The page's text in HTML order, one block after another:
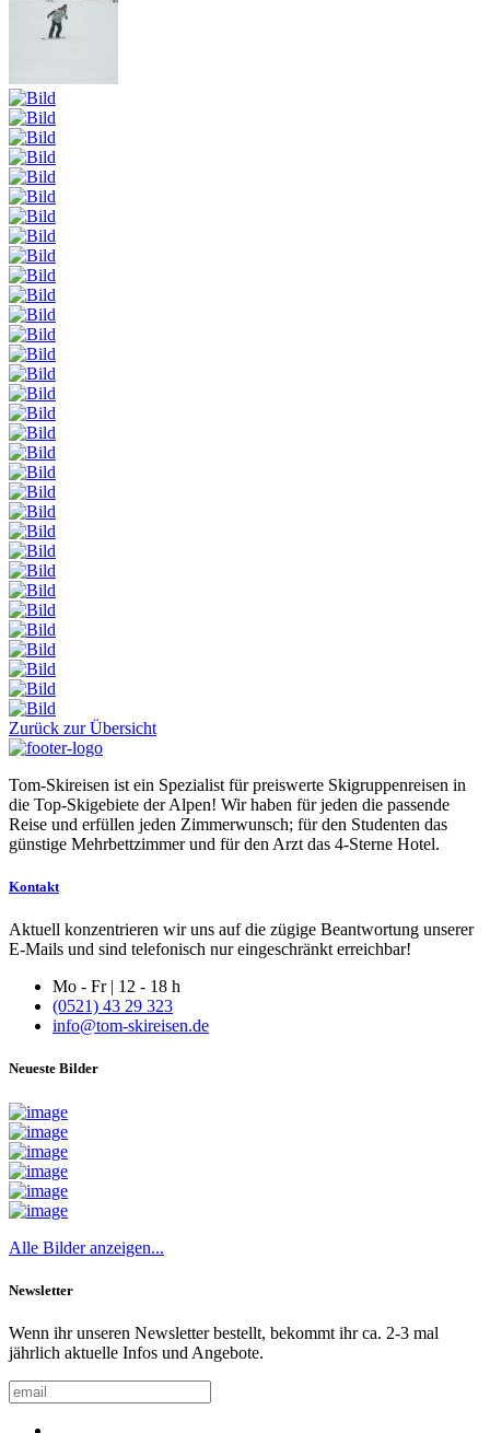
Zurück zur Übersicht
Tom-Skireisen ist ein Spezialist für preiswerte Skigruppenreisen in
die Top-Skigebiete der Alpen! Wir haben für jeden die passende
Reise und erfüllen jeden Zimmerwunsch; für den Studenten das
günstige Mehrbettzimmer und für den Arzt das 4-Sterne Hotel.
Kontakt
Aktuell konzentrieren wir uns auf die zügige Beantwortung unserer
E-Mails und sind telefonisch nur eingeschränkt erreichbar!
Mo - Fr | 12 - 18 h
(0521) 43 29 323
info@tom-skireisen.de
Neueste Bilder
Alle Bilder anzeigen...
Newsletter
Wenn ihr unseren Newsletter bestellt, bekommt ihr ca. 2-3 mal
jährlich aktuelle Infos und Angebote.